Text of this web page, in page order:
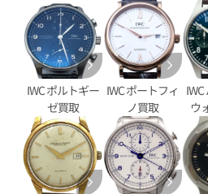
イマー IW376704
日時点の参考買取価格です
IWC ポルトギー
ゼ買取
IWC ポートフィ
ノ買取
ウ